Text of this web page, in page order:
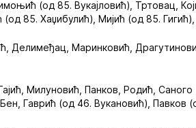
(од 85. Вукајловић), Тртовац,
85. Хаџибулић), Мијић (од 85.
Делимеђац, Маринковић,
Милуновић, Панков, Родић,
Гаврић (од 46. Вукановић), Павков